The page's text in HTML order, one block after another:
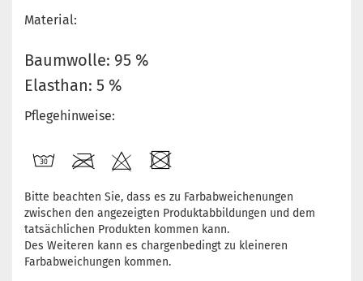
Material:
Baumwolle: 95 %
Elasthan: 5 %
Pflegehinweise:
Bitte beachten Sie, dass es zu Farbabweichenungen
zwischen den angezeigten Produktabbildungen und dem
tatsächlichen Produkten kommen kann.
Des Weiteren kann es chargenbedingt zu kleineren
Farbabweichungen kommen.